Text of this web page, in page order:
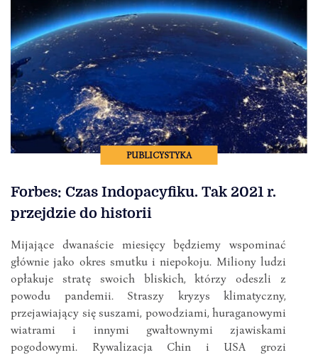
PUBLICYSTYKA
Forbes: Czas Indopacyfiku. Tak 2021 r.
przejdzie do historii
Mijające dwanaście miesięcy będziemy wspominać
głównie jako okres smutku i niepokoju. Miliony ludzi
opłakuje stratę swoich bliskich, którzy odeszli z
powodu pandemii. Straszy kryzys klimatyczny,
przejawiający się suszami, powodziami, huraganowymi
wiatrami i innymi gwałtownymi zjawiskami
pogodowymi. Rywalizacja Chin i USA grozi